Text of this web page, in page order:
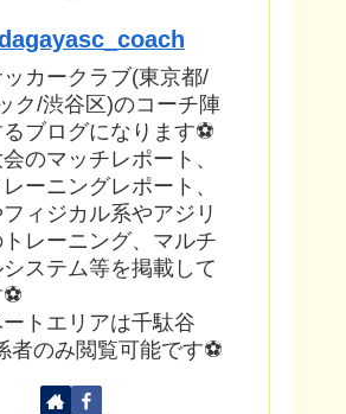
カークラブ(東京都/
ク/渋谷区)のコーチ陣
ブログになります⚽
のマッチレポート、
ーニングレポート、
ィジカル系やアジリ
レーニング、マルチ
ステム等を掲載して
トエリアは千駄谷
者のみ閲覧可能です⚽